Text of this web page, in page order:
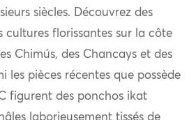
siècles. Découvrez des
cultures florissantes sur la côte
Chimús, des Chancays et des
les pièces récentes que possède
figurent des ponchos ikat
laborieusement tissés de